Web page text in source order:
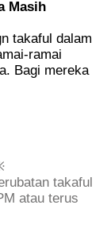
Masih
takaful dalam
ramai
Bagi mereka
takaful
atau terus